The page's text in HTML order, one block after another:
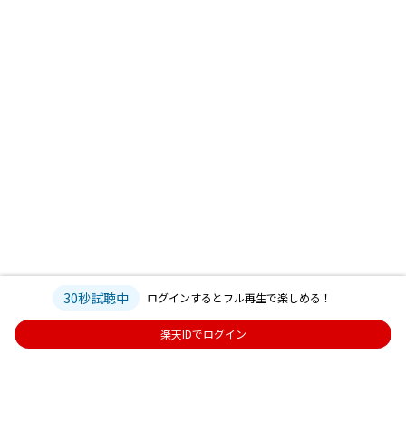
30秒試聴中 ログインするとフル再生で楽しめる！
楽天IDでログイン